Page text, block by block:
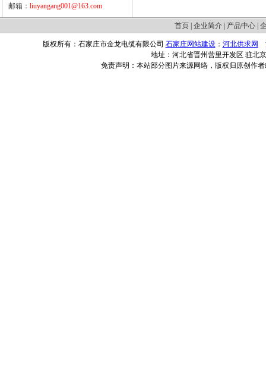
邮箱： liuyangang001@163.com
首页| 企业简介| 产品中心|
版权所有：石家庄市金龙电缆有限公司 石家庄网站建设： 河北供求网
地址：河北省晋州营里开发区 驻北
免责声明：本站部分图片来源网络，版权归原创作